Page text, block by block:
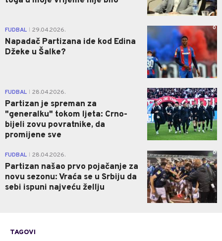
FUDBAL 29.04.2026.
Napadač Partizana ide kod Edina
Džeke u Šalke?
0
FUDBAL 28.04.2026.
Partizan je spreman za
"generalku" tokom ljeta: Crno-
bijeli zovu povratnike, da
promijene sve
0
FUDBAL 28.04.2026.
Partizan našao prvo pojačanje za
novu sezonu: Vraća se u Srbiju da
sebi ispuni najveću žellju
0
TAGOVI